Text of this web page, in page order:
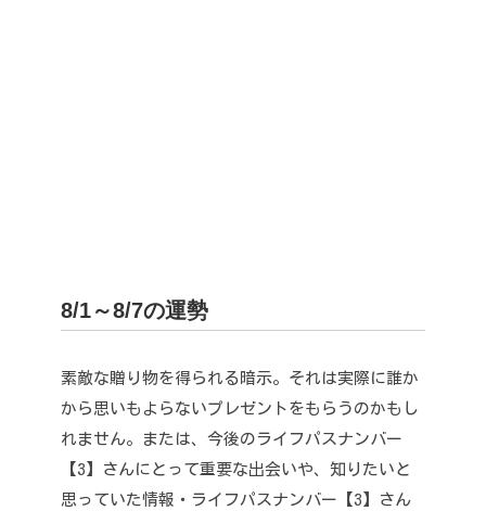
8/1～8/7の運勢
素敵な贈り物を得られる暗示。 それは実際に誰か
から思いもよらないプレゼントをもらうのかもし
れません。 または、今後のライフパスナンバー
【3】さんにとって重要な出会いや、知りたいと
思っていた情報・ライフパスナンバー【3】さん